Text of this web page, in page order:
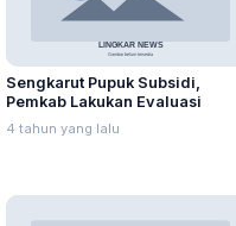
Sengkarut Pupuk Subsidi,
Pemkab Lakukan Evaluasi
4 tahun yang lalu